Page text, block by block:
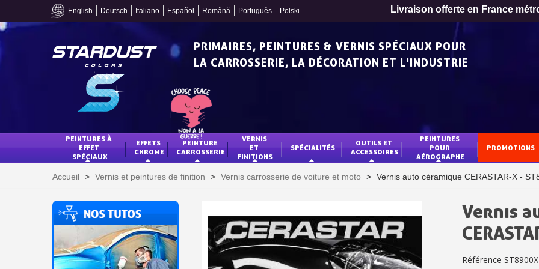
English Deutsch Italiano Español Română Português Polski Livraison offerte en France
Inscription à la
PRIMAIRES, PEINTURES & VERNIS SPÉCIAUX POUR
LA CARROSSERIE, LA DÉCORATION ET L'INDUSTRIE
PEINTURES À
EFFET
SPÉCIAUX
EFFETS
CHROME
PEINTURE
CARROSSERIE
VERNIS
ET
FINITIONS
SPÉCIALITÉS
OUTILS ET
ACCESSOIRES
PEINTURES
POUR
AÉROGRAPHE
PROMOTIONS
Accueil > Vernis et peintures de finition > Vernis carrosserie de voiture et moto > Vernis auto céramique CERASTAR-X -
Vernis
Référence